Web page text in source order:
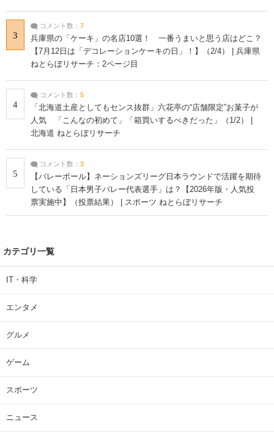
3
コメント数： 7
兵庫県の「ケーキ」の名店10選！ 一番うまいと思う店はどこ？
【7月12日は「デコレーションケーキの日」！】（2/4） | 兵庫県
ねとらぼリサーチ：2ページ目
4
コメント数： 5
「北海道土産としてもセンス抜群」六花亭の“店舗限定”お菓子が
人気 「こんなの初めて」「箱買いするべきだった」（1/2） |
北海道 ねとらぼリサーチ
5
コメント数： 3
【バレーボール】ネーションズリーグ日本ラウンドで活躍を期待
している「日本男子バレー代表選手」は？【2026年版・人気投
票実施中】（投票結果） | スポーツ ねとらぼリサーチ
カテゴリ一覧
IT・科学
エンタメ
グルメ
ゲーム
スポーツ
ニュース